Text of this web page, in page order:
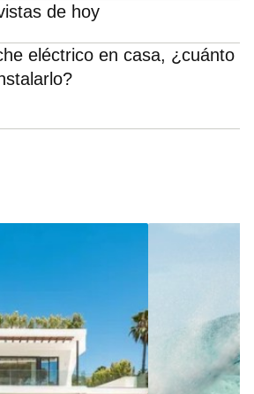
de hoy
eléctrico en casa, ¿cuánto